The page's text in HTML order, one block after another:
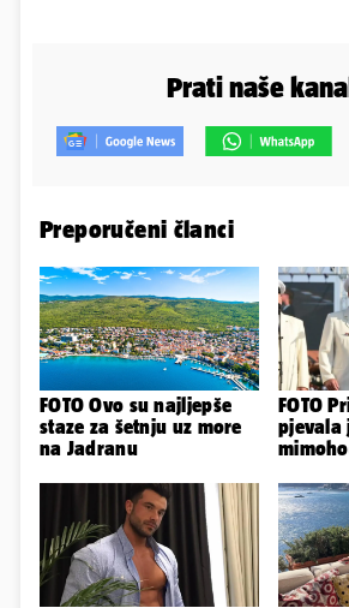
Prati naše
Preporučeni članci
FOTO Ovo su najljepše
staze za šetnju uz more
na Jadranu
FOTO
pjevala